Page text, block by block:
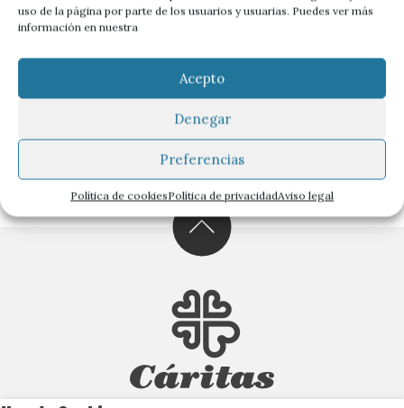
uso de la página por parte de los usuarios y usuarias. Puedes ver más
información en nuestra
Acepto
Denegar
Preferencias
Política de cookiesPolítica de privacidadAviso legal
A FONDO
CON VOZ PROPIA
CIENCIA SOCIAL
EN MARCHA
DEL DATO A LA ACCIÓN
DOCUMENTACIÓN
CONVERSAMOS
Cárcel y familia, una doble condena
Por Myriam Carretero Trigo, Cáritas Diocesana de
Salamanca